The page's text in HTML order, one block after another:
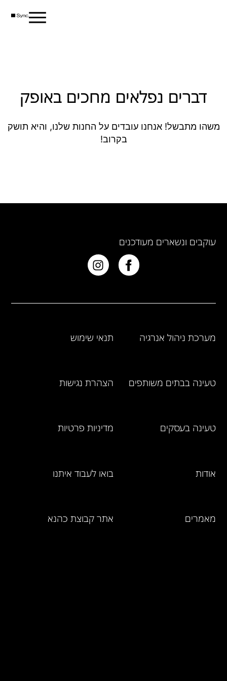
דברים נפלאים מחכים באופק
משהו מתבשל! אנחנו עובדים על החנות שלנו, והיא תושק
בקרוב!
עוקבים ונשארים מעודכנים
מערכת ניהול אנרגיה
טעינה בבתים משותפים
טעינה בעסקים
אודות
מאמרים
תנאי שימוש
הצהרת נגישות
מדיניות פרטיות
בואו לעבוד איתנו
אתר קבוצת כהנא